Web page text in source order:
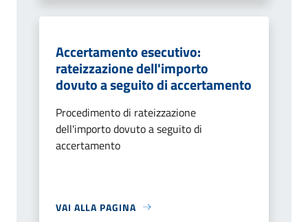
Accertamento esecutivo:
rateizzazione dell'importo
dovuto a seguito di accertamento
Procedimento di rateizzazione
dell'importo dovuto a seguito di
accertamento
VAI ALLA PAGINA